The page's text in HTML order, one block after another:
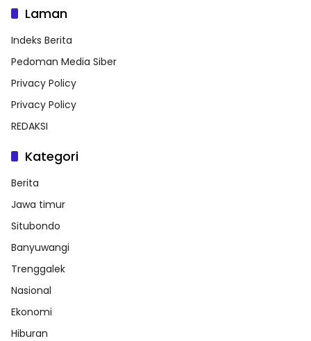
Laman
Indeks Berita
Pedoman Media Siber
Privacy Policy
Privacy Policy
REDAKSI
Kategori
Berita
Jawa timur
Situbondo
Banyuwangi
Trenggalek
Nasional
Ekonomi
Hiburan